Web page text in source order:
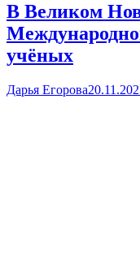
В Великом
учёных
Дарья Егорова